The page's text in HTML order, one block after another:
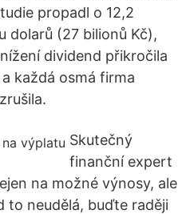
propadl o 12,2
dolarů (27 bilionů Kč),
dividend přikročila
každá osmá firma
Skutečný
finanční expert
na možné výnosy, ale
to neudělá, buďte raději